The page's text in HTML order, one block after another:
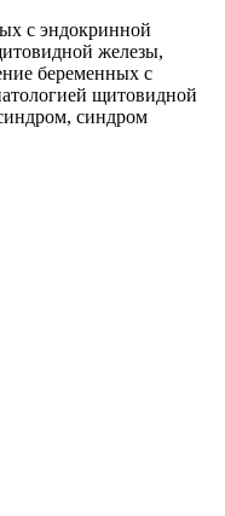
с эндокринной
железы,
беременных с
щитовидной
синдром